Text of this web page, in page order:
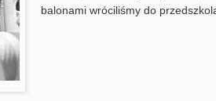
balonami wróciliśmy do